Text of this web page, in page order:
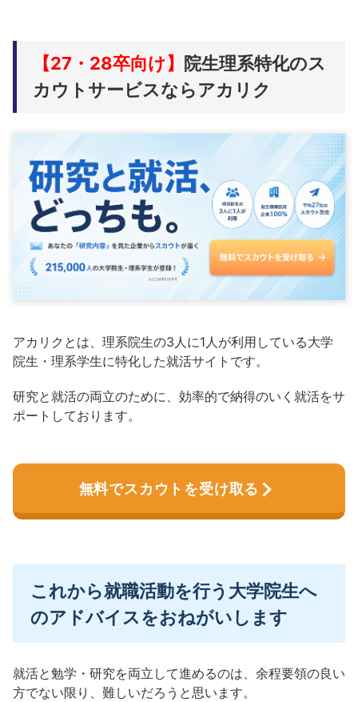
【27・28卒向け】
院生理系特化のス
カウトサービスならアカリク
アカリクとは、理系院生の3人に1人が利用している大学
院生・理系学生に特化した就活サイトです。
研究と就活の両立のために、効率的で納得のいく就活をサ
ポートしております。
無料でスカウトを受け取る
これから就職活動を行う大学院生へ
のアドバイスをおねがいします
就活と勉学・研究を両立して進めるのは、余程要領の良い
方でない限り、難しいだろうと思います。